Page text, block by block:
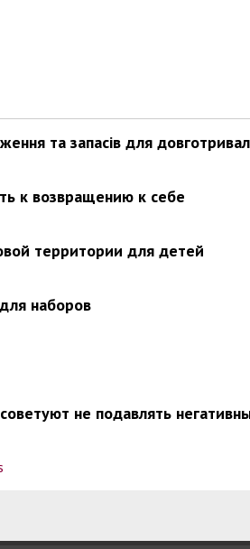
та запасів для
к возвращению к себе
территории для детей
наборов
не подавлять